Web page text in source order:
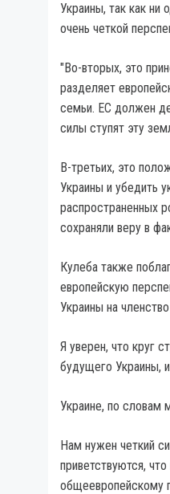
Украины, так как ни
очень четкой
"Во-вторых, это
разделяет
семьи. ЕС должен
силы ступят эту
В-третьих, это
Украины и убедить
распространенных
сохраняли веру в
Кулеба также
европейскую
Украины на
Я уверен, что круг
будущего Украины,
Украине, по словам
Нам нужен четкий
приветствуются,
общеевропейскому